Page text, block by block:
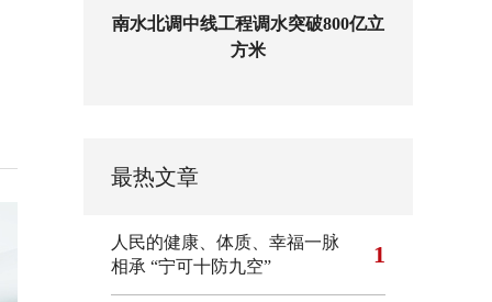
南水北调中线工程调水突破800亿立
方米
最热文章
人民的健康、体质、幸福一脉
相承 “宁可十防九空” 1